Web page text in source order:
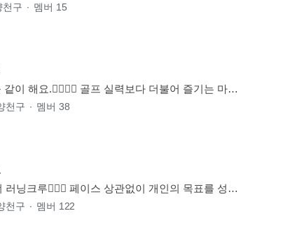
~환영합니다! 👌가입조건 🍁 연령대:
로 작성 필수! 🍁
천구 ∙ 멤버 15
같이 해요.🏌️‍♂️🏌️‍♀️ 골프 실력보다 더불어 즐기는 마음
니다. 모두 모여 즐겁게 골프도 치고 놀아봅시다.
천구 ∙ 멤버 38
닝크루🏃🏻‍♀️ 페이스 상관없이 개인의 목표를 성취
짧은 거리라도 목표를 가지고 함께! 마라톤도 도
천구 ∙ 멤버 122